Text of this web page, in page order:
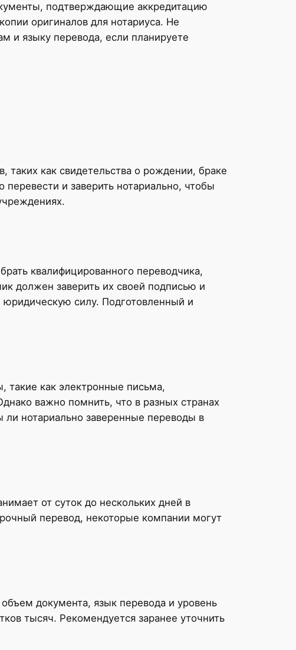
подтверждающие аккредитацию
оригиналов для нотариуса. Не
и языку перевода, если планируете
таких как свидетельства о рождении, браке
и заверить нотариально, чтобы
квалифицированного переводчика,
должен заверить их своей подписью и
юридическую силу. Подготовленный и
такие как электронные письма,
важно помнить, что в разных странах
ли нотариально заверенные переводы в
от суток до нескольких дней в
перевод, некоторые компании могут
документа, язык перевода и уровень
тысяч. Рекомендуется заранее уточнить